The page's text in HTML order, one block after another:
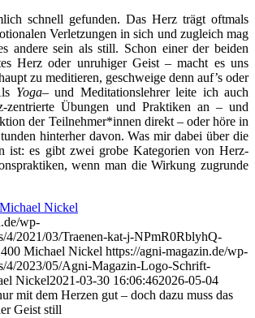
schnell gefunden. Das Herz trägt oftmals
Verletzungen in sich und zugleich mag
andere sein als still. Schon einer der beiden
Herz oder unruhiger Geist – macht es uns
zu meditieren, geschweige denn auf’s oder
Yoga– und Meditationslehrer leite ich auch
zentrierte Übungen und Praktiken an – und
der Teilnehmer*innen direkt – oder höre in
hinterher davon. Was mir dabei über die
ist: es gibt zwei grobe Kategorien von Herz-
wenn man die Wirkung zugrunde
Michael Nickel
wp-
4/2021/03/Traenen-kat-j-NPmR0RblyhQ-
Michael Nickel https://agni-magazin.de/wp-
4/2023/05/Agni-Magazin-Logo-Schrift-
Nickel2021-03-30 16:06:462026-05-04
mit dem Herzen gut – doch dazu muss das
Geist still